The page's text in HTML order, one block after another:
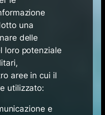
una
delle
loro potenziale
aree in cui il
utilizzato:
e